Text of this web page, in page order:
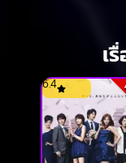
เ
6.4